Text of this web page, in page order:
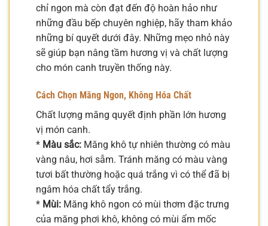
chỉ ngon mà còn đạt đến độ hoàn hảo như
những đầu bếp chuyên nghiệp, hãy tham khảo
những bí quyết dưới đây. Những mẹo nhỏ này
sẽ giúp bạn nâng tầm hương vị và chất lượng
cho món canh truyền thống này.
Cách Chọn Măng Ngon, Không Hóa Chất
Chất lượng măng quyết định phần lớn hương
vị món canh.
* Màu sắc: Măng khô tự nhiên thường có màu
vàng nâu, hơi sẫm. Tránh măng có màu vàng
tươi bất thường hoặc quá trắng vì có thể đã bị
ngâm hóa chất tẩy trắng.
* Mùi: Măng khô ngon có mùi thơm đặc trưng
của măng phơi khô, không có mùi ẩm mốc